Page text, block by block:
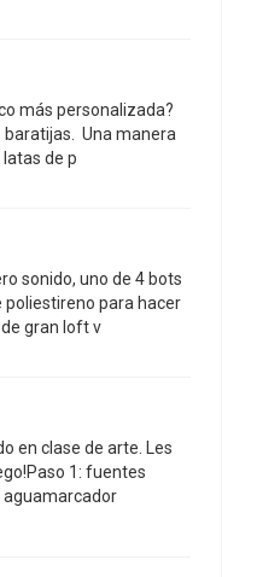
más personalizada?
baratijas. Una manera
de p
sonido, uno de 4 bots
poliestireno para hacer
gran loft v
en clase de arte. Les
1: fuentes
aguamarcador